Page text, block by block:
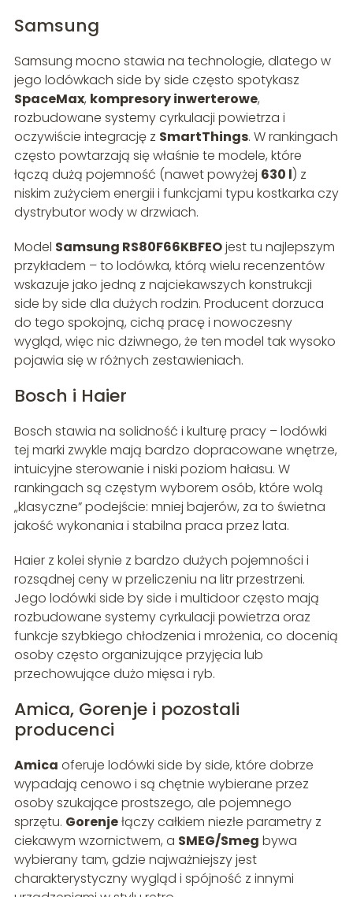
Samsung
Samsung mocno stawia na technologie, dlatego w
jego lodówkach side by side często spotykasz
SpaceMax, kompresory inwerterowe,
rozbudowane systemy cyrkulacji powietrza i
oczywiście integrację z SmartThings. W rankingach
często powtarzają się właśnie te modele, które
łączą dużą pojemność (nawet powyżej 630 l) z
niskim zużyciem energii i funkcjami typu kostkarka czy
dystrybutor wody w drzwiach.
Model Samsung RS80F66KBFEOjest tu najlepszym
przykładem – to lodówka, którą wielu recenzentów
wskazuje jako jedną z najciekawszych konstrukcji
side by side dla dużych rodzin. Producent dorzuca
do tego spokojną, cichą pracę i nowoczesny
wygląd, więc nic dziwnego, że ten model tak wysoko
pojawia się w różnych zestawieniach.
Bosch i Haier
Bosch stawia na solidność i kulturę pracy – lodówki
tej marki zwykle mają bardzo dopracowane wnętrze,
intuicyjne sterowanie i niski poziom hałasu. W
rankingach są częstym wyborem osób, które wolą
„klasyczne” podejście: mniej bajerów, za to świetna
jakość wykonania i stabilna praca przez lata.
Haier z kolei słynie z bardzo dużych pojemności i
rozsądnej ceny w przeliczeniu na litr przestrzeni.
Jego lodówki side by side i multidoor często mają
rozbudowane systemy cyrkulacji powietrza oraz
funkcje szybkiego chłodzenia i mrożenia, co docenią
osoby często organizujące przyjęcia lub
przechowujące dużo mięsa i ryb.
Amica, Gorenje i pozostali
producenci
Amica oferuje lodówki side by side, które dobrze
wypadają cenowo i są chętnie wybierane przez
osoby szukające prostszego, ale pojemnego
sprzętu. Gorenjełączy całkiem niezłe parametry z
ciekawym wzornictwem, a SMEG/Smeg bywa
wybierany tam, gdzie najważniejszy jest
charakterystyczny wygląd i spójność z innymi